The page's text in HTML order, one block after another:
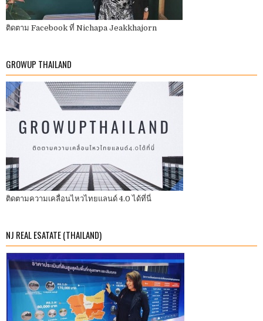
ติดตาม Facebook ที่ Nichapa Jeakkhajorn
GROWUP THAILAND
ติดตามความเคลื่อนไหวไทยแลนด์ 4.0 ได้ที่นี่
NJ REAL ESATATE (THAILAND)